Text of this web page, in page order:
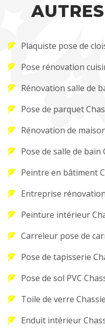
Plaquiste pose de
Pose rénovation
Rénovation salle de
Pose de parquet
Rénovation de
Pose de salle de bain
Peintre en bâtiment
Entreprise
Peinture intérieur
Carreleur pose de
Pose de tapisserie
Pose de sol PVC
Toile de verre
Enduit intérieur